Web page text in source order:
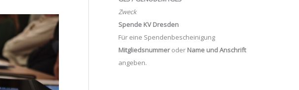
Zweck
Spende KV Dresden
Für eine Spendenbescheinigung
Mitgliedsnummeroder Name und Anschrift
angeben.